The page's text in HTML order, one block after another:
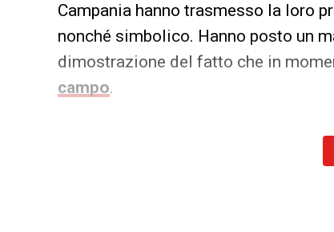
Campania hanno trasmesso la loro
nonché simbolico. Hanno posto un
dimostrazione del fatto che in
campo.
LA PLAYLIST DELLE NOSTRE TOP